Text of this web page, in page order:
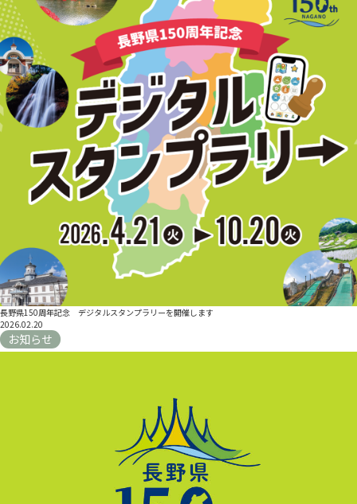
長野県150周年記念 デジタルスタンプラリーを開催します
2026.02.20
お知らせ